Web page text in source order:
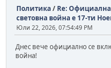
Политика / Re:
световна война е 17-ти
Юли 22, 2026, 07:54:49 PM
Днес вече официално се
война!